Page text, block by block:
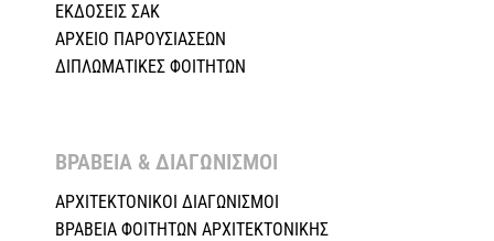
ΕΚΔΟΣΕΙΣ ΣΑΚ
ΑΡΧΕΙΟ ΠΑΡΟΥΣΙΑΣΕΩΝ
ΔΙΠΛΩΜΑΤΙΚΕΣ ΦΟΙΤΗΤΩΝ
ΒΡΑΒΕΙΑ & ΔΙΑΓΩΝΙΣΜΟΙ ​
ΑΡΧΙΤΕΚΤΟΝΙΚΟΙ ΔΙΑΓΩΝΙΣΜΟΙ
ΒΡΑΒΕΙΑ ΦΟΙΤΗΤΩΝ ΑΡΧΙΤΕΚΤΟΝΙΚΗΣ